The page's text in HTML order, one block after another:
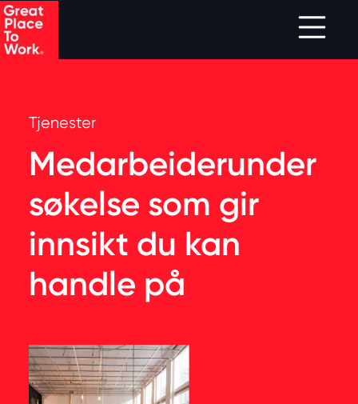
Skip to main content
Tjenester
Medarbeiderunder
søkelse som gir
innsikt du kan
handle på